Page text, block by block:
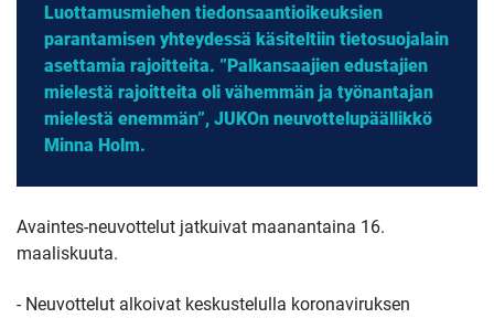
Luottamusmiehen tiedonsaantioikeuksien
parantamisen yhteydessä käsiteltiin tietosuojalain
asettamia rajoitteita. ”Palkansaajien edustajien
mielestä rajoitteita oli vähemmän ja työnantajan
mielestä enemmän”, JUKOn neuvottelupäällikkö
Minna Holm.
Avaintes-neuvottelut jatkuivat maanantaina 16.
maaliskuuta.
- Neuvottelut alkoivat keskustelulla koronaviruksen